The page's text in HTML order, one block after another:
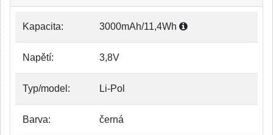
Kapacita: 3000mAh/11,4Wh
Napětí: 3,8V
Typ/model: Li-Pol
Barva: černá